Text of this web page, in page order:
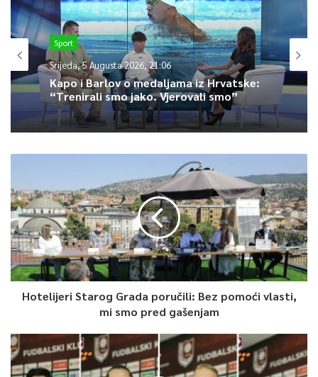
Sport
Srijeda, 5 Augusta 2026, 21:06
Kapo i Barlov o medaljama iz Hrvatske:
“Trenirali smo jako. Vjerovali smo”
Hotelijeri Starog Grada poručili: Bez pomoći vlasti,
mi smo pred gašenjam